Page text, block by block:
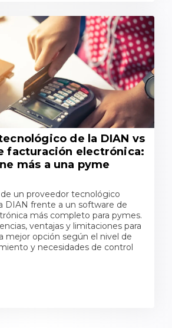
de la DIAN vs
facturación electrónica:
más a una pyme
un proveedor tecnológico
DIAN frente a un software de
más completo para pymes.
ventajas y limitaciones para
mejor opción según el nivel de
y necesidades de control